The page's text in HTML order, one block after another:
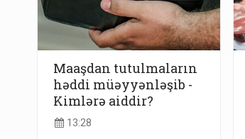
Maaşdan tutulmaların
həddi müəyyənləşib -
Kimlərə aiddir?
13:28